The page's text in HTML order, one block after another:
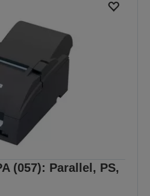
(057): Parallel, PS,